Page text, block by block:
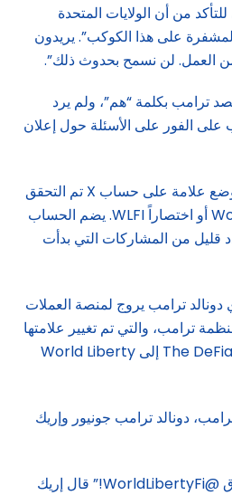
من أن الولايات المتحدة
على هذا الكوكب”. يريدون
العمل. لن نسمح بحدوث ذلك”.
ترامب بكلمة “هم”، ولم يرد
الفور على الأسئلة حول إعلان
في منشوره، قام ترامب بوضع علامة على حساب X تم التحقق
منه يسمى World Liberty Fi أو اختصاراً WLFI. يضم الحساب
وعدد قليل من المشاركات التي بدأت
ترامب يروج لمنصة العملات
ترامب، والتي تم تغيير علامتها
التجارية للتو من The DeFiant Ones إلى World Liberty
دونالد ترامب جونيور وإريك
“متحمّس للإعلان عن إطلاق @WorldLibertyFi!” قال إريك